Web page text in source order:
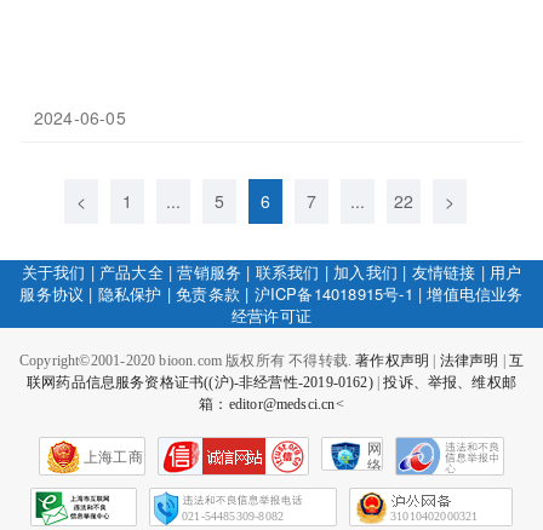
2024-06-05
< 1 ... 5 6 7 ... 22 >
关于我们 | 产品大全|营销服务 | 联系我们 | 加入我们 | 友情链接 | 用户
服务协议 | 隐私保护 |免责条款 | 沪ICP备14018915号-1 |增值电信业务
经营许可证
Copyright©2001-2020 bioon.com 版权所有 不得转载.著作权声明 法律声明
互
联网药品信息服务资格证书((沪)-非经营性-2019-0162)|投诉、举报、维权邮
箱：editor@medsci.cn<
上海工商
网
络
会
征
021-54485309-8082 31010402000321